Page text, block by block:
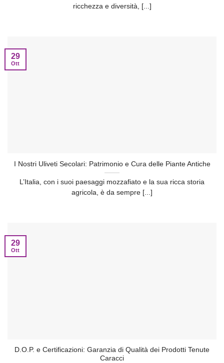
ricchezza e diversità, [...]
I Nostri Uliveti Secolari: Patrimonio e Cura delle Piante Antiche
L’Italia, con i suoi paesaggi mozzafiato e la sua ricca storia
agricola, è da sempre [...]
29
Ott
D.O.P. e Certificazioni: Garanzia di Qualità dei Prodotti Tenute
Caracci
29
Ott